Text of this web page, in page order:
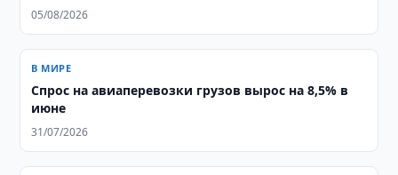
05/08/2026
В МИРЕ
Спрос на авиаперевозки грузов вырос на 8,5% в
июне
31/07/2026